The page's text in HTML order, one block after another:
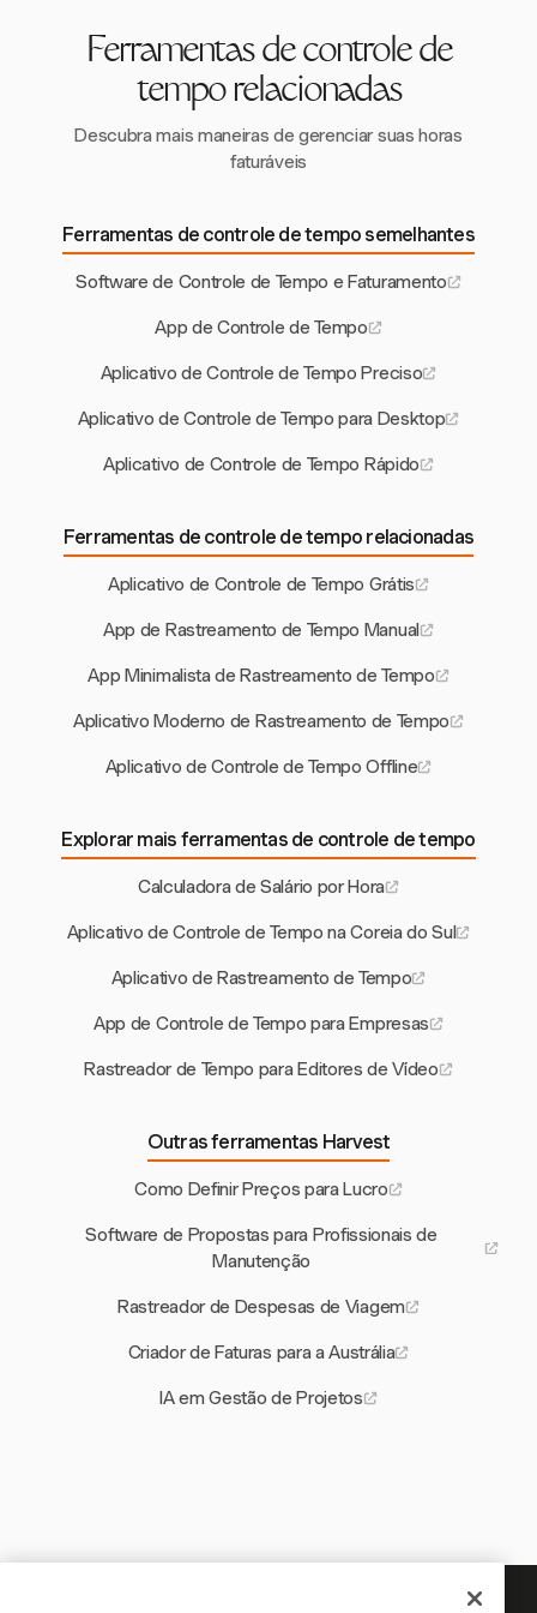
Ferramentas de controle de
tempo relacionadas
Descubra mais maneiras de gerenciar suas horas
faturáveis
Ferramentas de controle de tempo semelhantes
Software de Controle de Tempo e Faturamento
App de Controle de Tempo
Aplicativo de Controle de Tempo Preciso
Aplicativo de Controle de Tempo para Desktop
Aplicativo de Controle de Tempo Rápido
Ferramentas de controle de tempo relacionadas
Aplicativo de Controle de Tempo Grátis
App de Rastreamento de Tempo Manual
App Minimalista de Rastreamento de Tempo
Aplicativo Moderno de Rastreamento de Tempo
Aplicativo de Controle de Tempo Offline
Explorar mais ferramentas de controle de tempo
Calculadora de Salário por Hora
Aplicativo de Controle de Tempo na Coreia do Sul
Aplicativo de Rastreamento de Tempo
App de Controle de Tempo para Empresas
Rastreador de Tempo para Editores de Vídeo
Outras ferramentas Harvest
Como Definir Preços para Lucro
Software de Propostas para Profissionais de
Manutenção
Rastreador de Despesas de Viagem
Criador de Faturas para a Austrália
IA em Gestão de Projetos